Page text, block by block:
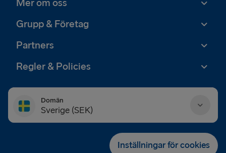
Mer om oss
Grupp & Företag
Partners
Regler & Policies
Domän
Sverige (SEK)
Inställningar för cookies